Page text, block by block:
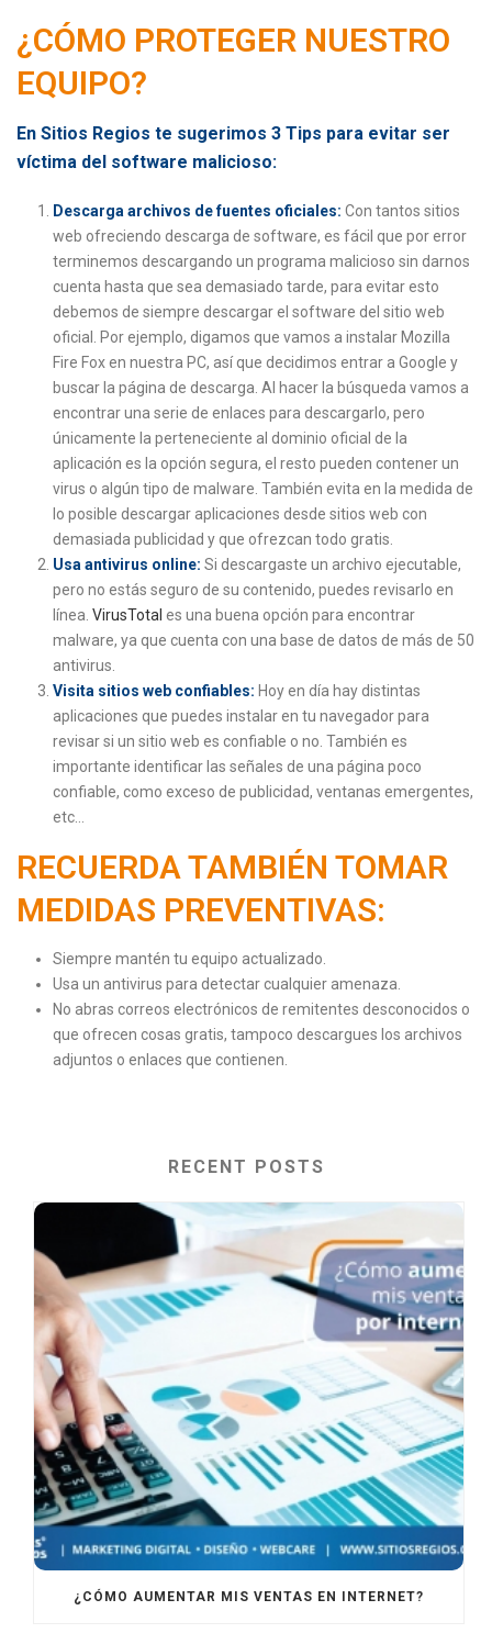
¿CÓMO PROTEGER NUESTRO
EQUIPO?
En Sitios Regios te sugerimos 3 Tips para evitar ser
víctima del software malicioso:
Descarga archivos de fuentes oficiales: Con tantos sitios
web ofreciendo descarga de software, es fácil que por error
terminemos descargando un programa malicioso sin darnos
cuenta hasta que sea demasiado tarde, para evitar esto
debemos de siempre descargar el software del sitio web
oficial. Por ejemplo, digamos que vamos a instalar Mozilla
Fire Fox en nuestra PC, así que decidimos entrar a Google y
buscar la página de descarga. Al hacer la búsqueda vamos a
encontrar una serie de enlaces para descargarlo, pero
únicamente la perteneciente al dominio oficial de la
aplicación es la opción segura, el resto pueden contener un
virus o algún tipo de malware. También evita en la medida de
lo posible descargar aplicaciones desde sitios web con
demasiada publicidad y que ofrezcan todo gratis.
Usa antivirus online: Si descargaste un archivo ejecutable,
pero no estás seguro de su contenido, puedes revisarlo en
línea. VirusTotal es una buena opción para encontrar
malware, ya que cuenta con una base de datos de más de 50
antivirus.
Visita sitios web confiables: Hoy en día hay distintas
aplicaciones que puedes instalar en tu navegador para
revisar si un sitio web es confiable o no. También es
importante identificar las señales de una página poco
confiable, como exceso de publicidad, ventanas emergentes,
etc…
RECUERDA TAMBIÉN TOMAR
MEDIDAS PREVENTIVAS:
Siempre mantén tu equipo actualizado.
Usa un antivirus para detectar cualquier amenaza.
No abras correos electrónicos de remitentes desconocidos o
que ofrecen cosas gratis, tampoco descargues los archivos
adjuntos o enlaces que contienen.
RECENT POSTS
¿CÓMO AUMENTAR MIS VENTAS EN INTERNET?